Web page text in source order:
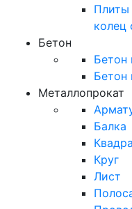
колец
Бетон
Бетон
Бетон
Металлопрокат
Балка
Круг
Лист